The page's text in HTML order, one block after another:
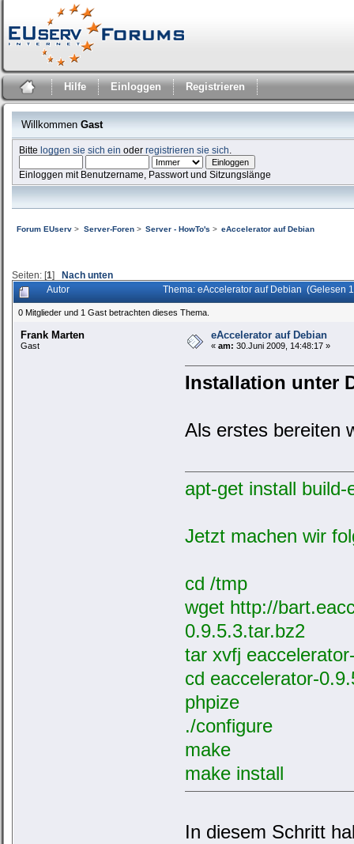
Hilfe Einloggen Registrieren
Willkommen Gast
Bitteloggen sie sich ein oderregistrieren sie sich
Einloggen mit Benutzername, Passwort und Sitzungslänge
Forum EUserv > Server-Foren> Server - HowTo's > eAccelerator auf Debian
Seiten: [1] Nach unten
Autor Thema: eAccelerator auf Debian (Gelesen
0 Mitglieder und 1 Gast betrachten dieses Thema.
Frank Marten
Gast
eAccelerator auf Debian
« am: 30.Juni 2009, 14:48:17 »
Installation unter
Als erstes bereiten
apt-get install
Jetzt machen wir
cd /tmp
wget http://
0.9.5.3.tar.bz2
tar xvfj
cd eaccelerator-
phpize
./configure
make
make install
In diesem Schritt